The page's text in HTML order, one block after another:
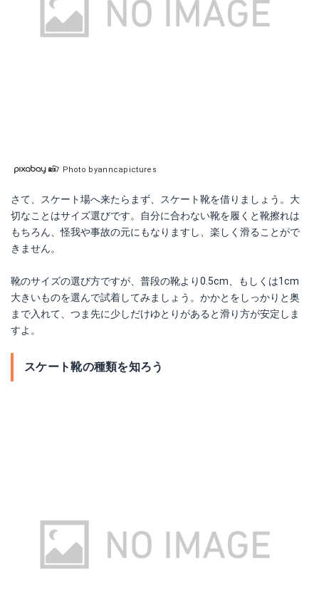
Photo byanncapictures
さて、スケート場へ来たらまず、スケート靴を借りましょう。大
切なことはサイズ選びです。自分に合わない靴を履くと靴擦れは
もちろん、怪我や事故の元にもなりますし、楽しく滑ることがで
きません。
靴のサイズの選び方ですが、普段の靴より0.5cm、もしくは1cm
大きいものを選んで試着してみましょう。かかとをしっかりと奥
まで入れて、つま先に少しだけゆとりがあると滑り方が安定しま
すよ。
スケート靴の種類を知ろう